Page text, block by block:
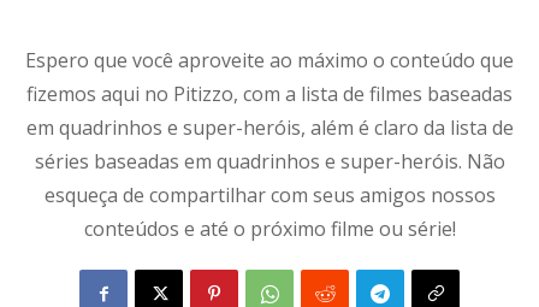
Espero que você aproveite ao máximo o conteúdo que
fizemos aqui no Pitizzo, com a lista de filmes baseadas
em quadrinhos e super-heróis, além é claro da lista de
séries baseadas em quadrinhos e super-heróis. Não
esqueça de compartilhar com seus amigos nossos
conteúdos e até o próximo filme ou série!